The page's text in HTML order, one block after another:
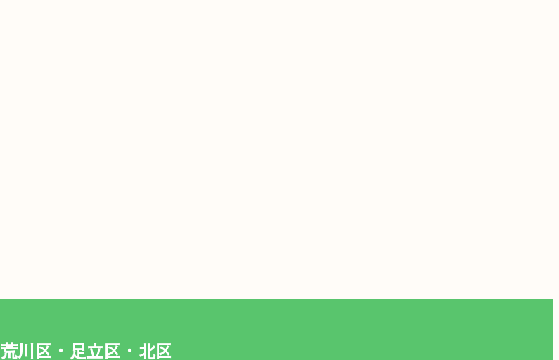
荒川区・足立区・北区